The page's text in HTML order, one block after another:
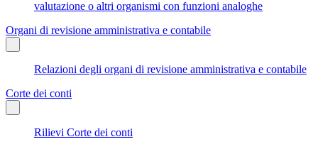
valutazione o altri organismi con funzioni analoghe
Organi di revisione amministrativa e contabile
Relazioni degli organi di revisione amministrativa e contabile
Corte dei conti
Rilievi Corte dei conti